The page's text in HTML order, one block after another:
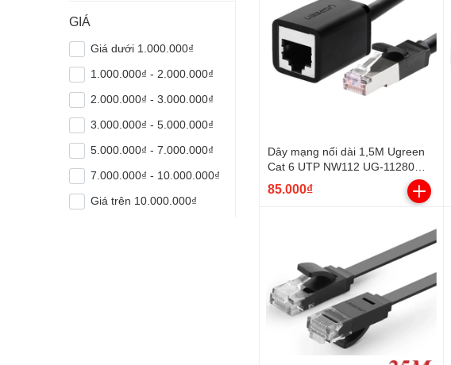
GIÁ
Giá dưới 1.000.000₫
1.000.000₫ - 2.000.000₫
2.000.000₫ - 3.000.000₫
3.000.000₫ - 5.000.000₫
5.000.000₫ - 7.000.000₫
7.000.000₫ - 10.000.000₫
Giá trên 10.000.000₫
Dây mạng nối dài 1,5M Ugreen
Cat 6 UTP NW112 UG-11280
cao cấp
85.000₫